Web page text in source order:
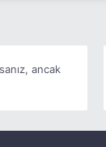
ancak